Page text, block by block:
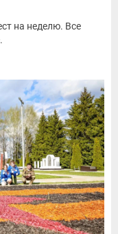
на неделю. Все